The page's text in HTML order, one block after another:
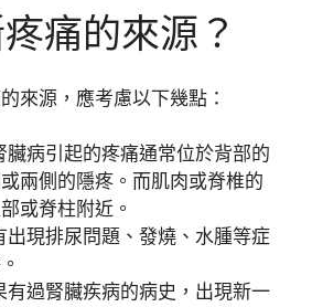
痛的來源？
來源，應考慮以下幾點：
臟病引起的疼痛通常位於背部的
兩側的隱疼。而肌肉或脊椎的
或脊柱附近。
出現排尿問題、發燒、水腫等症
有過腎臟疾病的病史，出現新一